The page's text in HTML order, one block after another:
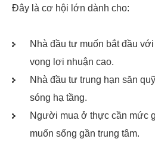
Đây là cơ hội lớn dành cho:
Nhà đầu tư muốn bắt đầu
vọng lợi nhuận cao.
Nhà đầu tư trung hạn săn
sóng hạ tầng.
Người mua ở thực cần mức
muốn sống gần trung tâm.